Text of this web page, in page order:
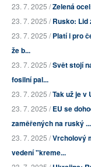
23. 7. 2025 /Zelená
23. 7. 2025 /Rusko: Lid
23. 7. 2025 /Platí i pro
že b...
23. 7. 2025 /Svět stojí
fosilní pal...
23. 7. 2025 /Tak už je v
23. 7. 2025 /EU se
zaměřených na ruský ...
23. 7. 2025 /Vrcholový
vedení "kreme...